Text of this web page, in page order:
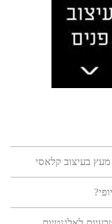
בעיצוב קלאסי